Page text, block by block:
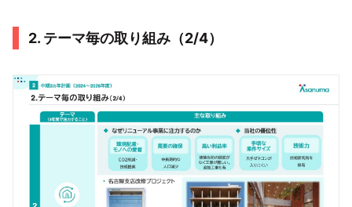
2. テーマ毎の取り組み（2/4）